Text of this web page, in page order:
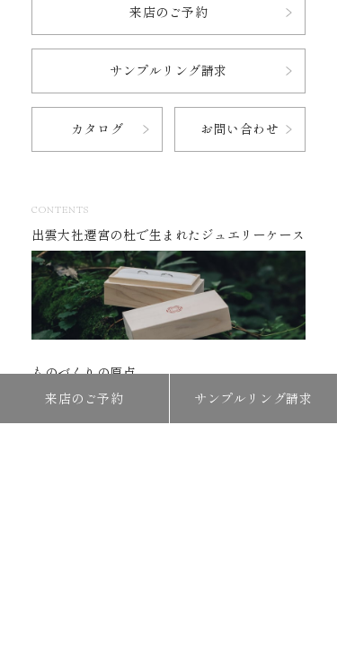
来店のご予約 サンプルリング請求
来店のご予約
サンプルリング請求
カタログ お問い合わせ
CONTENTS
出雲大社遷宮の杜で生まれたジュエリーケース
ものづくりの原点